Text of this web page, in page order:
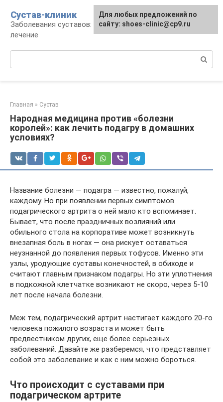
контенту
Сустав-клиник
Заболевания суставов: профилактика и
лечение
Главная » Сустав
Народная медицина против «болезни
королей»: как лечить подагру в домашних
условиях?
Название болезни — подагра — известно, пожалуй,
каждому. Но при появлении первых симптомов
подагрического артрита о ней мало кто вспоминает.
Бывает, что после праздничных возлияний или
обильного стола на корпоративе может возникнуть
внезапная боль в ногах — она рискует оставаться
неузнанной до появления первых тофусов. Именно эти
узлы, уродующие суставы конечностей, в обиходе и
считают главным признаком подагры. Но эти уплотнения
в подкожной клетчатке возникают не скоро, через 5-10
лет после начала болезни.
Меж тем, подагрический артрит настигает каждого 20-го
человека пожилого возраста и может быть
предвестником других, еще более серьезных
заболеваний. Давайте же разберемся, что представляет
собой это заболевание и как с ним можно бороться.
Что происходит с суставами при
подагрическом артрите
Для любых предложений по
сайту: shoes-clinic@cp9.ru